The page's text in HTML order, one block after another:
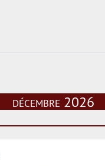
décembre 2026